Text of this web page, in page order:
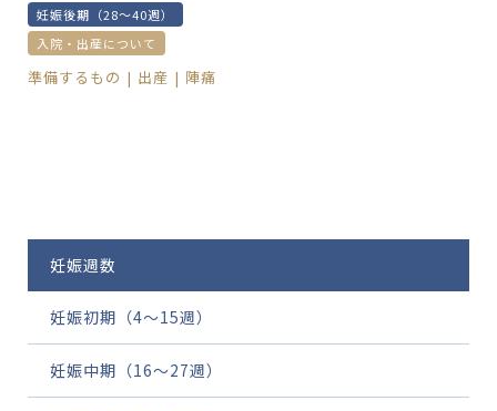
妊娠後期（28〜40週）
入院・出産について
準備するもの 出産 陣痛
妊娠週数
妊娠初期（4〜15週）
妊娠中期（16〜27週）